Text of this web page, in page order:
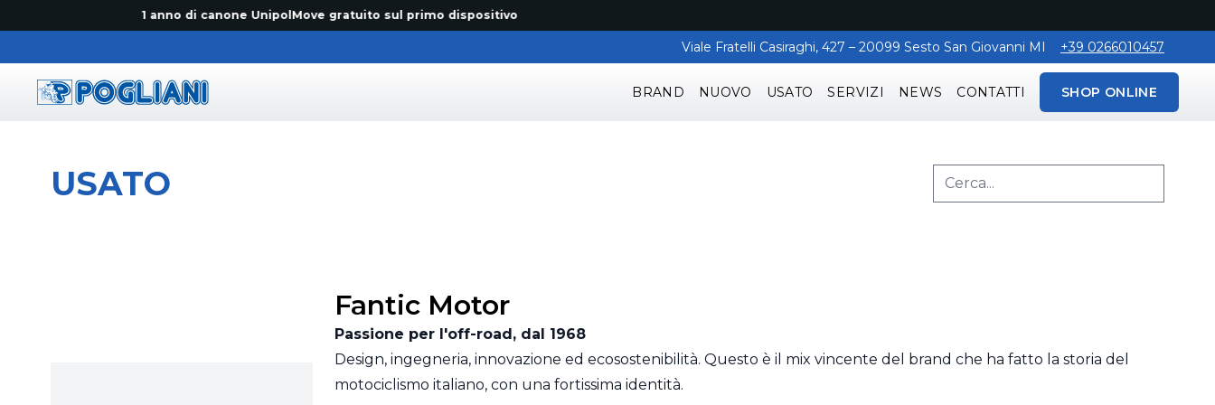
1 anno di canone UnipolMove gratuito sul primo dispositivo
Viale Fratelli Casiraghi, 427 – 20099 Sesto San Giovanni MI +39 0266010457
BRAND NUOVO USATO SERVIZI NEWS CONTATTI SHOP ONLINE
USATO
Fantic Motor
Passione per l'off-road, dal 1968
Design, ingegneria, innovazione ed ecosostenibilità. Questo è il mix vincente del brand che ha fatto la storia del
motociclismo italiano, con una fortissima identità.